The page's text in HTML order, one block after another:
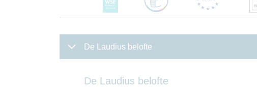
De Laudius belofte
De Laudius belofte